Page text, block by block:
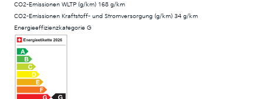
CO2-Emissionen WLTP (g/km) 168 g/km
CO2-Emissionen Kraftstoff- und Stromversorgung (g/km) 34 g/km
Energieeffizienzkategorie G